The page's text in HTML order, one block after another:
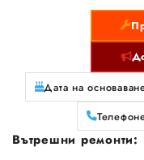
Дата на
Вътрешни ремонти: